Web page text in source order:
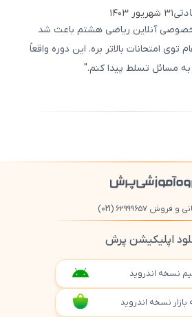
۳۱ شهریور ۱۴۰۳
آنلاین ریاضی هشتم باعث شد
توی امتحانات بالاتر بره. این دوره واقعاً
مسائل تسلط پیدا کنم."
فروش ۶۲۹۹۹۶۵۷ (021)
اپلیکیشن پرش
نسخه اندروید
بازار نسخه اندروید